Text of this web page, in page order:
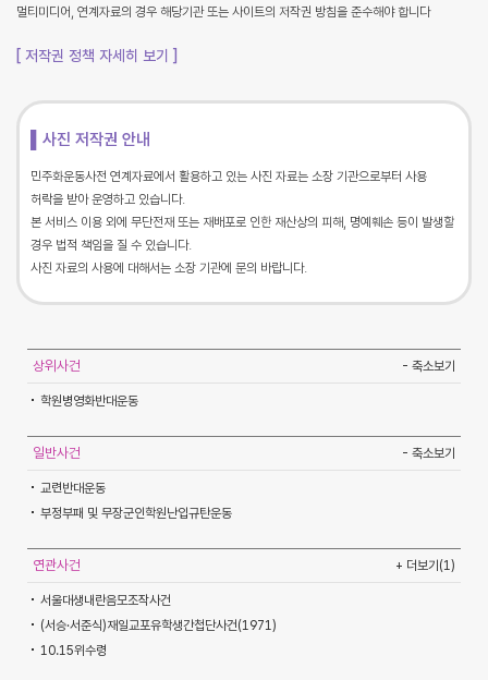
멀티미디어, 연계자료의 경우 해당기관 또는 사이트의 저작권 방침을 준수해야 합니다
[ 저작권 정책 자세히 보기 ]
▌사진 저작권 안내
민주화운동사전 연계자료에서 활용하고 있는 사진 자료는 소장 기관으로부터 사용
허락을 받아 운영하고 있습니다.
본 서비스 이용 외에 무단전재 또는 재배포로 인한 재산상의 피해, 명예훼손 등이 발생할
경우 법적 책임을 질 수 있습니다.
사진 자료의 사용에 대해서는 소장 기관에 문의 바랍니다.
상위사건 - 축소보기
학원병영화반대운동
일반사건 - 축소보기
교련반대운동
부정부패 및 무장군인학원난입규탄운동
연관사건 + 더보기(1)
서울대생내란음모조작사건
(서승·서준식)재일교포유학생간첩단사건(1971)
10.15위수령